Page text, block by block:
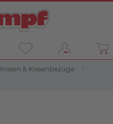
Kissen & Kissenbezüge